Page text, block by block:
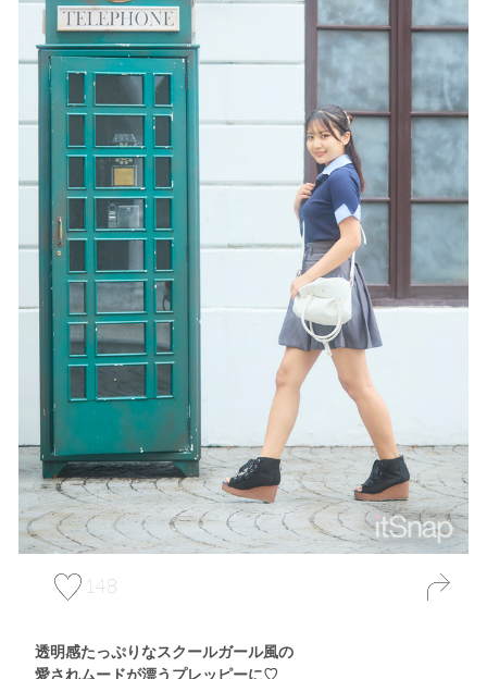
148
透明感たっぷりなスクールガール風の
愛されムードが漂うプレッピーに♡